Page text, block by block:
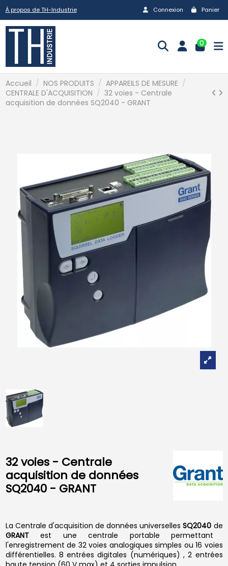
À propos de TH-Industrie Connexion Panier
0
Accueil NOS PRODUITS
APPAREILS DE MESURE
CENTRALE D'ACQUISITION
32 voies - Centrale
acquisition de données SQ2040 - GRANT
32 voies - Centrale
acquisition de données
SQ2040 - GRANT
La Centrale d'acquisition de données universelles SQ2040 de
GRANTest une centrale portable permettant
l'enregistrement de 32 voies analogiques simples ou 16 voies
différentielles. 8 entrées digitales (numériques) , 2 entrées